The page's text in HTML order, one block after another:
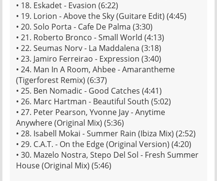
• 18. Eskadet - Evasion (6:22)
• 19. Lorion - Above the Sky (Guitare Edit) (4:45)
• 20. Solo Porta - Cafe De Palma (3:30)
• 21. Roberto Bronco - Small World (4:13)
• 22. Seumas Norv - La Maddalena (3:18)
• 23. Jamiro Ferreirao - Expressiоn (3:40)
• 24. Man In A Room, Ahbee - Amarantheme
(Tigerforest Remix) (6:37)
• 25. Ben Nomadic - Good Catches (4:41)
• 26. Marc Hartman - Beautiful South (5:02)
• 27. Peter Pearson, Yvonne Jay - Anytime
Anywhere (Original Mix) (5:36)
• 28. Isabell Mokai - Summer Rain (Ibiza Mix) (2:52)
• 29. C.A.T. - On the Edge (Original Version) (4:20)
• 30. Mazelo Nostra, Stepo Del Sol - Fresh Summer
House (Original Mix) (5:46)